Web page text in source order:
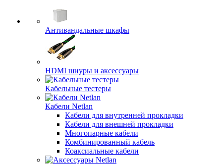
Антивандальные шкафы
HDMI шнуры и аксессуары
Кабельные тестеры
Кабели Netlan
Кабели для внутренней прокладки
Кабели для внешней прокладки
Многопарные кабели
Комбинированный кабель
Коаксиальные кабели